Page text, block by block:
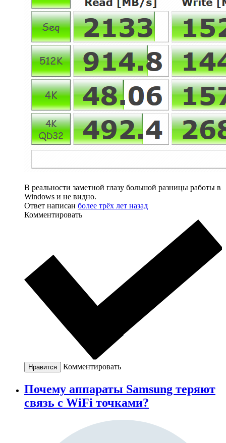
В реальности заметной глазу большой разницы работы в
Windows и не видно.
Ответ написан более трёх лет назад
Комментировать
Нравится Комментировать
Почему аппараты Samsung теряют
связь с WiFi точками?